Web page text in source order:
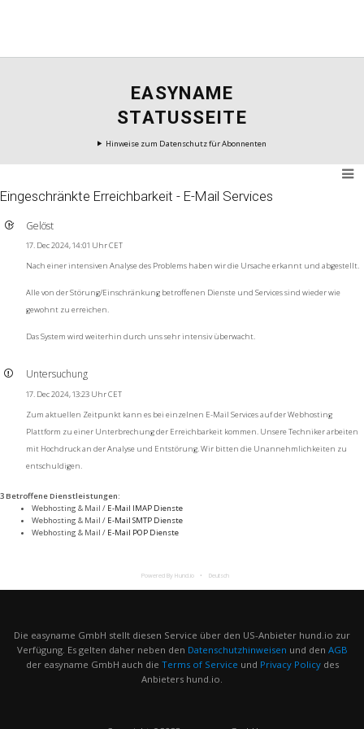
EASYNAME
STATUSSEITE
Hinweise zum Datenschutz für Abonnenten
Eingeschränkte Erreichbarkeit - E-Mail Services
Gelöst
17. Dec 2024, 14:01 Uhr CET
Nach einer intensiven Analyse des Problems haben wir die Ursache erkannt und abgestellt.
Alle von der Störung/Einschränkung betroffenen Dienste und Services sind wieder wie
gewohnt zu erreichen.
Das System wird weiterhin durch uns sehr intensiv überwacht.
Untersuchung
17. Dec 2024, 13:23 Uhr CET
Zum aktuellen Zeitpunkt kann es bei einzelnen E-Mail Services auf der Webhosting
Plattform zu einer Unterbrechung der Erreichbarkeit kommen. Unsere Techniker arbeiten
mit Hochdruck an der Analyse und Entstörung. Wir bitten die Unannehmlichkeiten zu
entschuldigen.
3 Betroffene Dienstleistungen:
Webhosting & Mail / E-Mail IMAP Dienste
Webhosting & Mail / E-Mail SMTP Dienste
Webhosting & Mail / E-Mail POP Dienste
Powered By Hund.io Deutsch
Die easyname GmbH stellt diesen Service über den US-Anbieter hund.io zur
Verfügung. Es gelten daher neben den Datenschutzhinweisen und den AGB
der easyname GmbH auch die Terms of Service und Privacy Policydes
Anbieters hund.io.